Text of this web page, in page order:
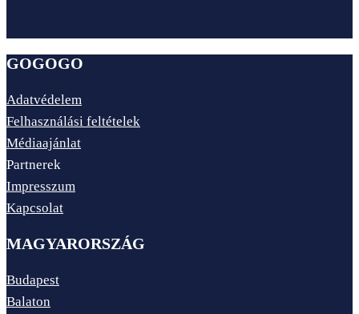
GOGOGO
Adatvédelem
Felhasználási feltételek
Médiaajánlat
Partnerek
Impresszum
Kapcsolat
MAGYARORSZÁG
Budapest
Balaton